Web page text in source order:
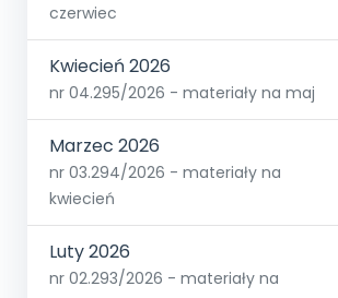
czerwiec
Kwiecień 2026
nr 04.295/2026 - materiały na maj
Marzec 2026
nr 03.294/2026 - materiały na
kwiecień
Luty 2026
nr 02.293/2026 - materiały na